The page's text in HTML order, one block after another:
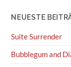
NEUESTE
Suite Surrender
Bubblegum and